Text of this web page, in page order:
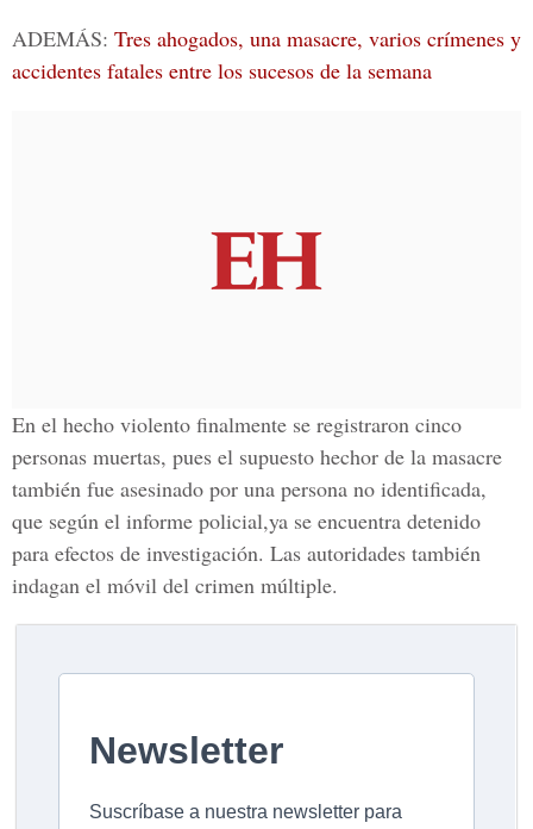
ADEMÁS: Tres ahogados, una masacre, varios crímenes y
accidentes fatales entre los sucesos de la semana
En el hecho violento finalmente se registraron cinco
personas muertas, pues el supuesto hechor de la masacre
también fue asesinado por una persona no identificada,
que según el informe policial,ya se encuentra detenido
para efectos de investigación. Las autoridades también
indagan el móvil del crimen múltiple.